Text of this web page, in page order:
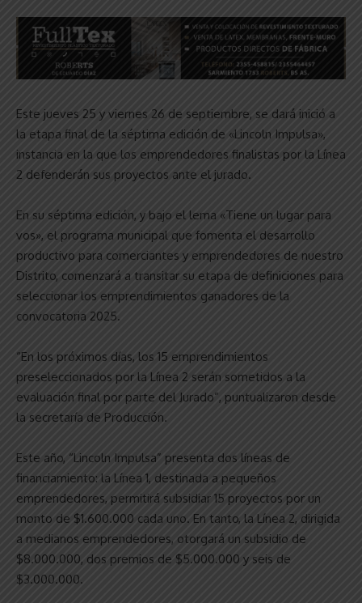
Este jueves 25 y viernes 26 de septiembre, se dará inició a
la etapa final de la séptima edición de «Lincoln Impulsa»,
instancia en la que los emprendedores finalistas por la Línea
2 defenderán sus proyectos ante el jurado.
En su séptima edición, y bajo el lema «Tiene un lugar para
vos», el programa municipal que fomenta el desarrollo
productivo para comerciantes y emprendedores de nuestro
Distrito, comenzará a transitar su etapa de definiciones para
seleccionar los emprendimientos ganadores de la
convocatoria 2025.
“En los próximos días, los 15 emprendimientos
preseleccionados por la Línea 2 serán sometidos a la
evaluación final por parte del Jurado”, puntualizaron desde
la secretaría de Producción.
Este año, “Lincoln Impulsa” presenta dos líneas de
financiamiento: la Línea 1, destinada a pequeños
emprendedores, permitirá subsidiar 15 proyectos por un
monto de $1.600.000 cada uno. En tanto, la Línea 2, dirigida
a medianos emprendedores, otorgará un subsidio de
$8.000.000, dos premios de $5.000.000 y seis de
$3.000.000.